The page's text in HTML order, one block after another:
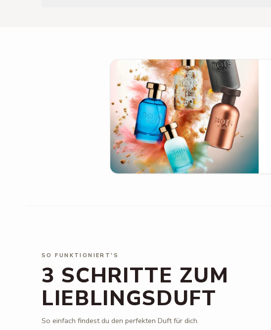
SO FUNKTIONIERT'S
3 SCHRITTE ZUM
LIEBLINGSDUFT
So einfach findest du den perfekten Duft für dich.